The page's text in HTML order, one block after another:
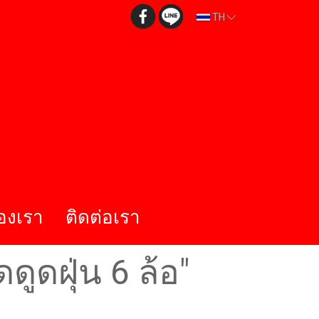
TH
เรา ติดต่อเรา
ดูดฝุ่น 6 ล้อ"